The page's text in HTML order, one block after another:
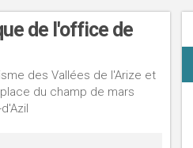
de l'office de
des Vallées de l'Arize et
du champ de mars